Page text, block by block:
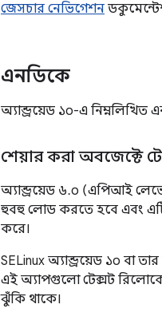
জেসচার নেভিগেশন
এনডিকে
অ্যান্ড্রয়েড ১০-এ নিম্নলিখিত
শেয়ার করা অবজেক্টে
অ্যান্ড্রয়েড ৬.০ (এপিআই
হুবহু লোড করতে হবে এবং এটি
করে।
SELinux অ্যান্ড্রয়েড ১০ বা
এই অ্যাপগুলো টেক্সট
ঝুঁকি থাকে।